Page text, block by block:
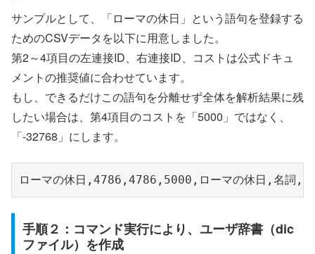
サンプルとして、「ローマの休日」という語句を登録する
ためのCSVデータを以下に用意しました。
第2～4項目の左連接ID、右連接ID、コストは公式ドキュ
メントの推奨値に合わせています。
もし、できるだけこの語句を分離せず全体を解析結果に残
したい場合は、第4項目のコストを「5000」ではなく、
「-32768」にします。
ローマの休日,4786,4786,5000,ローマの休日,名
手順２：コマンド実行により、ユーザ辞書（dic
ファイル）を作成